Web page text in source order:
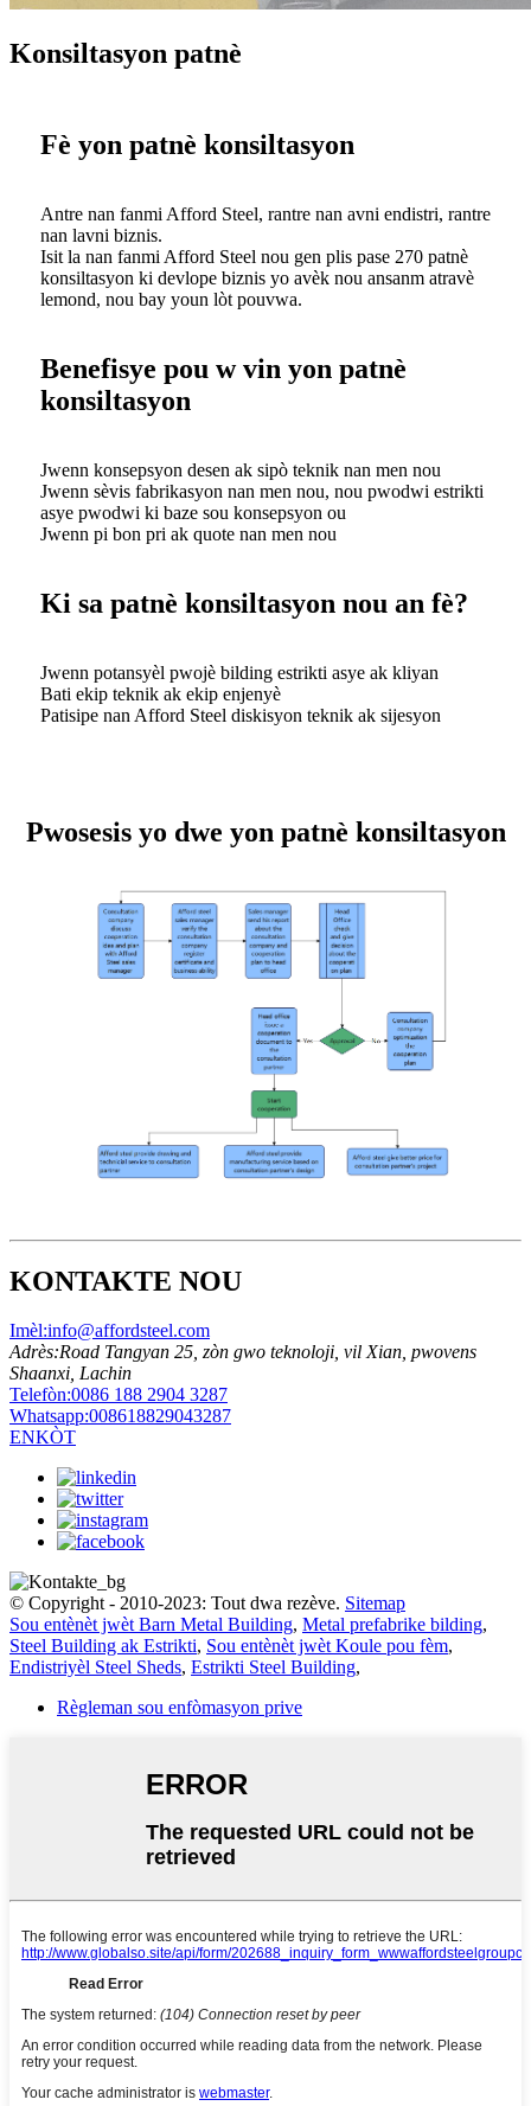
Konsiltasyon patnè
Fè yon patnè konsiltasyon
Antre nan fanmi Afford Steel, rantre nan avni endistri, rantre
nan lavni biznis.
Isit la nan fanmi Afford Steel nou gen plis pase 270 patnè
konsiltasyon ki devlope biznis yo avèk nou ansanm atravè
lemond, nou bay youn lòt pouvwa.
Benefisye pou w vin yon patnè
konsiltasyon
Jwenn konsepsyon desen ak sipò teknik nan men nou
Jwenn sèvis fabrikasyon nan men nou, nou pwodwi estrikti
asye pwodwi ki baze sou konsepsyon ou
Jwenn pi bon pri ak quote nan men nou
Ki sa patnè konsiltasyon nou an fè?
Jwenn potansyèl pwojè bilding estrikti asye ak kliyan
Bati ekip teknik ak ekip enjenyè
Patisipe nan Afford Steel diskisyon teknik ak sijesyon
Pwosesis yo dwe yon patnè konsiltasyon
KONTAKTE NOU
Imèl:info@affordsteel.com
Adrès:Road Tangyan 25, zòn gwo teknoloji, vil Xian, pwovens
Shaanxi, Lachin
Telefòn:0086 188 2904 3287
Whatsapp:008618829043287
ENKÒT
© Copyright - 2010-2023: Tout dwa rezève. Sitemap
Sou entènèt jwèt Barn Metal Building, Metal prefabrike bilding,
Steel Building ak Estrikti, Sou entènèt jwèt Koule pou fèm,
Endistriyèl Steel Sheds, Estrikti Steel Building,
Règleman sou enfòmasyon prive